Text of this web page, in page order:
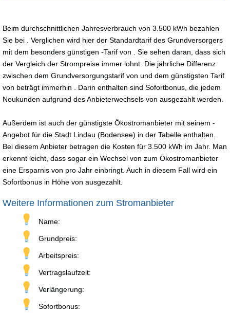
Beim durchschnittlichen Jahresverbrauch von 3.500 kWh bezahlen
Sie bei . Verglichen wird hier der Standardtarif des Grundversorgers
mit dem besonders günstigen -Tarif von . Sie sehen daran, dass sich
der Vergleich der Strompreise immer lohnt. Die jährliche Differenz
zwischen dem Grundversorgungstarif von und dem günstigsten Tarif
von beträgt immerhin . Darin enthalten sind Sofortbonus, die jedem
Neukunden aufgrund des Anbieterwechsels von ausgezahlt werden.
Außerdem ist auch der günstigste Ökostromanbieter mit seinem -
Angebot für die Stadt Lindau (Bodensee) in der Tabelle enthalten.
Bei diesem Anbieter betragen die Kosten für 3.500 kWh im Jahr. Man
erkennt leicht, dass sogar ein Wechsel von zum Ökostromanbieter
eine Ersparnis von pro Jahr einbringt. Auch in diesem Fall wird ein
Sofortbonus in Höhe von ausgezahlt.
Weitere Informationen zum Stromanbieter
Name:
Grundpreis:
Arbeitspreis:
Vertragslaufzeit:
Verlängerung:
Sofortbonus: